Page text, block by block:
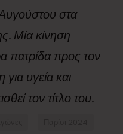
στα
Μία κίνηση
πατρίδα προς τον
υγεία και
τον τίτλο του.